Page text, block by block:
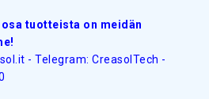
tuotteista on meidän
- Telegram: CreasolTech -